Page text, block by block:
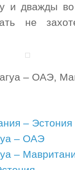
и дважды
не
– ОАЭ,
– Эстония
– ОАЭ
–